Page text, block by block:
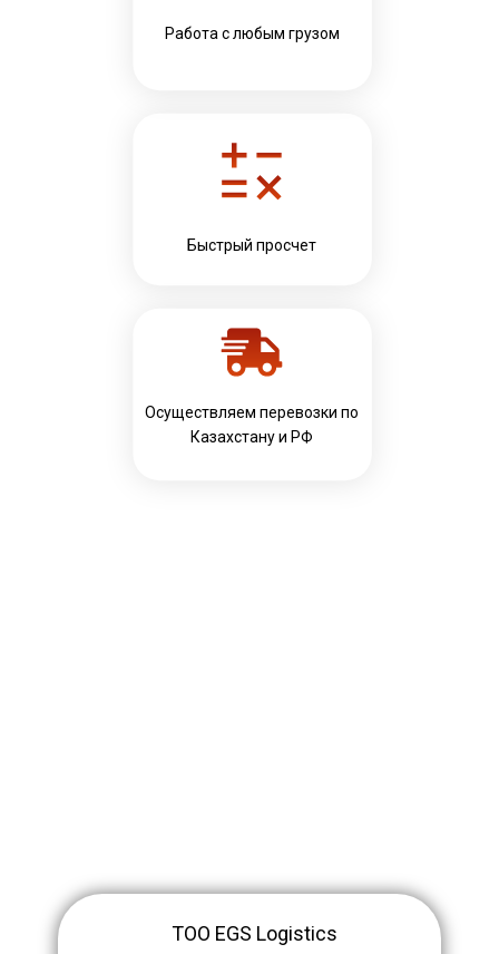
Быстрый просчет
Работа с любым грузом
Осуществляем перевозки по
Казахстану и РФ
ТОО EGS Logistics